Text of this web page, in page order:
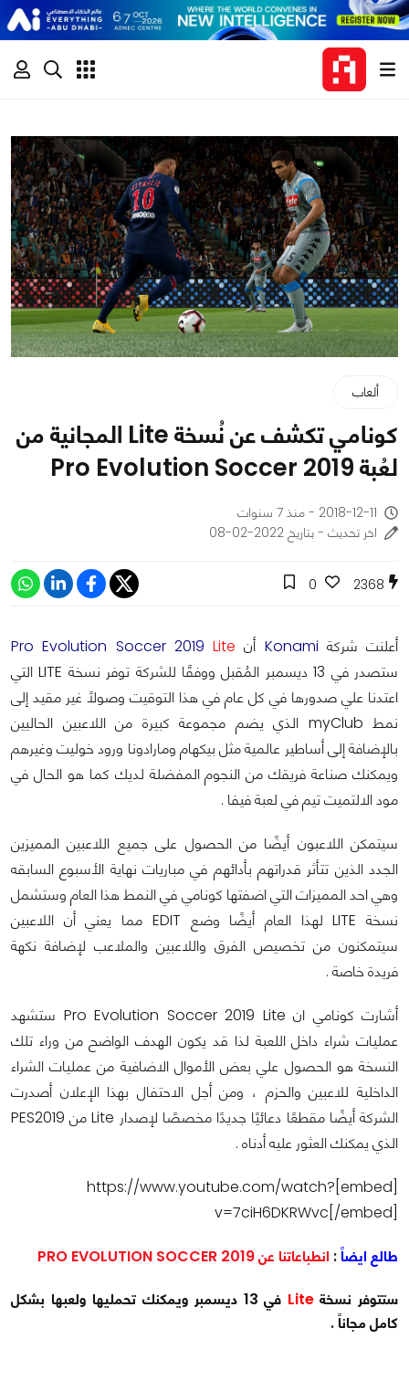
ألعاب
كونامي تكشف عن نُسخة Lite المجانية من
لعُبة Pro Evolution Soccer 2019
2018-12-11 - منذ 7 سنوات
اخر تحديث - بتاريخ 2022-02-08
2368
0
أعلنت شركة Konami أن Pro Evolution Soccer 2019 Lite
ستصدر في 13 ديسمبر المُقبل ووفقًا للشركة توفر نسخة LITE التي
اعتدنا علي صدورها في كل عام في هذا التوقيت وصولًا غير مقيد إلى
نمط myClub الذي يضم مجموعة كبيرة من اللاعبين الحاليين
بالإضافة إلى أساطير عالمية مثل بيكهام ومارادونا ورود خوليت وغيرهم
ويمكنك صناعة فريقك من النجوم المفضلة لديك كما هو الحال في
مود الالتميت تيم في لعبة فيفا .
سيتمكن اللاعبون أيضًا من الحصول على جميع اللاعبين المميزين
الجدد الذين تتأثر قدراتهم بأدائهم في مباريات نهاية الأسبوع السابقه
وهي احد المميزات التي اضفتها كونامي في النمط هذا العام وستشمل
نسخة LITE لهذا العام أيضًا وضع EDIT مما يعني أن اللاعبين
سيتمكنون من تخصيص الفرق واللاعبين والملاعب لإضافة نكهة
فريدة خاصة .
أشارت كونامي ان Pro Evolution Soccer 2019 Lite ستشهد
عمليات شراء داخل اللعبة لذا قد يكون الهدف الواضح من وراء تلك
النسخة هو الحصول علي بعض الأموال الاضافية من عمليات الشراء
الداخلية للاعبين والحزم ، ومن أجل الاحتفال بهذا الإعلان أصدرت
الشركة أيضًا مقطعًا دعائيًا جديدًا مخصصًا لإصدار Lite من PES2019
الذي يمكنك العثور عليه أدناه .
[embed]https://www.youtube.com/watch?
v=7ciH6DKRWvc[/embed]
طالع ايضاً: انطباعاتنا عن PRO EVOLUTION SOCCER 2019
ستتوفر نسخةLite
في 13 ديسمبر ويمكنك تحمليها ولعبها بشكل
كامل مجاناً .